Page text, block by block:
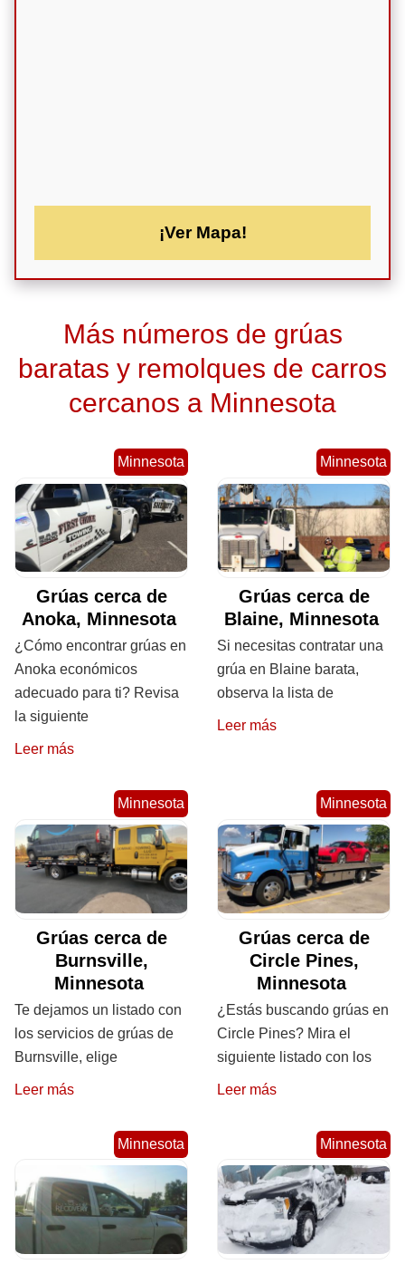
¡Ver Mapa!
Más números de grúas
baratas y remolques de carros
cercanos a Minnesota
Minnesota
Grúas cerca de
Anoka, Minnesota
¿Cómo encontrar grúas en
Anoka económicos
adecuado para ti? Revisa
la siguiente
Leer más
Minnesota
Grúas cerca de
Blaine, Minnesota
Si necesitas contratar una
grúa en Blaine barata,
observa la lista de
Leer más
Minnesota
Grúas cerca de
Burnsville,
Minnesota
Te dejamos un listado con
los servicios de grúas de
Burnsville, elige
Leer más
Minnesota
Grúas cerca de
Circle Pines,
Minnesota
¿Estás buscando grúas en
Circle Pines? Mira el
siguiente listado con los
Leer más
Minnesota Minnesota